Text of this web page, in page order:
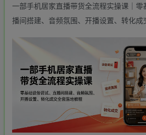
一部手机居家直播带货全流程实操课｜零
播间搭建、音频氛围、开播设置、转化成